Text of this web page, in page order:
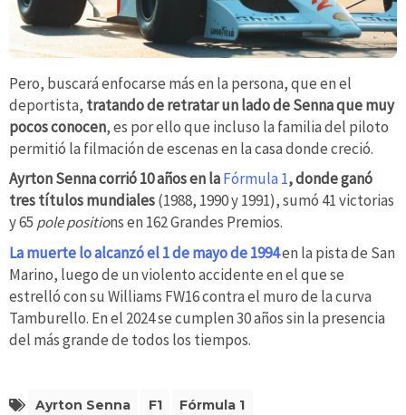
Pero, buscará enfocarse más en la persona, que en el
deportista, tratando de retratar un lado de Senna que muy
pocos conocen, es por ello que incluso la familia del piloto
permitió la filmación de escenas en la casa donde creció.
Ayrton Senna corrió 10 años en laFórmula 1, donde ganó
tres títulos mundiales(1988, 1990 y 1991), sumó 41 victorias
y 65 pole positions en 162 Grandes Premios.
La muerte lo alcanzó el 1 de mayo de 1994en la pista de San
Marino, luego de un violento accidente en el que se
estrelló con su Williams FW16 contra el muro de la curva
Tamburello. En el 2024 se cumplen 30 años sin la presencia
del más grande de todos los tiempos.
Ayrton Senna F1 Fórmula 1